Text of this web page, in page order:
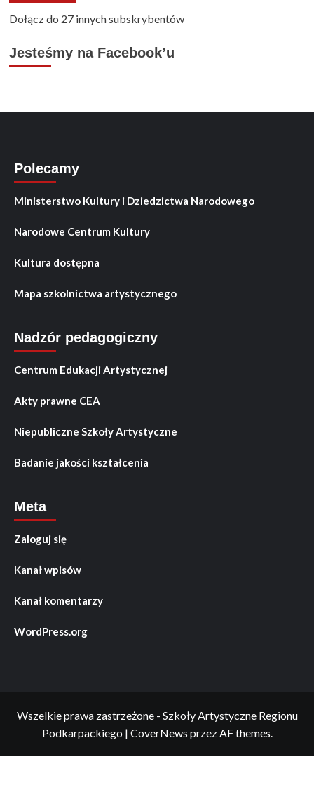
Dołącz do 27 innych subskrybentów
Jesteśmy na Facebook’u
Polecamy
Ministerstwo Kultury i Dziedzictwa Narodowego
Narodowe Centrum Kultury
Kultura dostępna
Mapa szkolnictwa artystycznego
Nadzór pedagogiczny
Centrum Edukacji Artystycznej
Akty prawne CEA
Niepubliczne Szkoły Artystyczne
Badanie jakości kształcenia
Meta
Zaloguj się
Kanał wpisów
Kanał komentarzy
WordPress.org
Wszelkie prawa zastrzeżone - Szkoły Artystyczne Regionu
Podkarpackiego | CoverNews przez AF themes.